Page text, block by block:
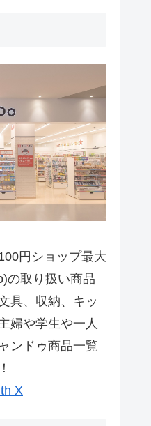
円ショップ最大
の取り扱い商品
具、収納、キッ
婦や学生や一人
ンドゥ商品一覧
X